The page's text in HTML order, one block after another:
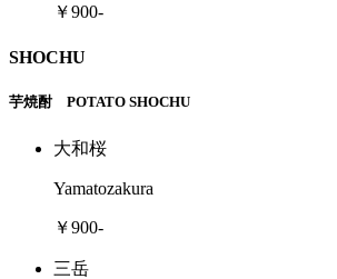
￥900-
SHOCHU
芋焼酎 POTATO SHOCHU
大和桜
Yamatozakura
￥900-
三岳